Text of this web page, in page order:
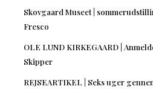
Skovgaard Museet |
Fresco
OLE LUND KIRKEGAARD |
Skipper
REJSEARTIKEL | Seks uger